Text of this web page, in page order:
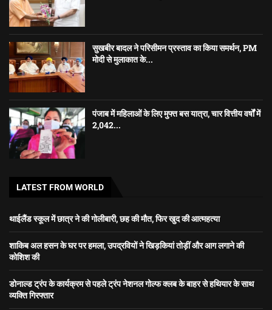
सुखबीर बादल ने परिसीमन प्रस्ताव का किया समर्थन, PM
मोदी से मुलाकात के...
पंजाब में महिलाओं के लिए मुफ्त बस यात्रा, चार वित्तीय वर्षों में
2,042...
LATEST FROM WORLD
थाईलैंड स्कूल में छात्र ने की गोलीबारी, छह की मौत, फिर खुद की आत्महत्या
शाकिब अल हसन के घर पर हमला, उपद्रवियों ने खिड़कियां तोड़ीं और आग लगाने की
कोशिश की
डोनाल्ड ट्रंप के कार्यक्रम से पहले ट्रंप नेशनल गोल्फ क्लब के बाहर से हथियार के साथ
व्यक्ति गिरफ्तार